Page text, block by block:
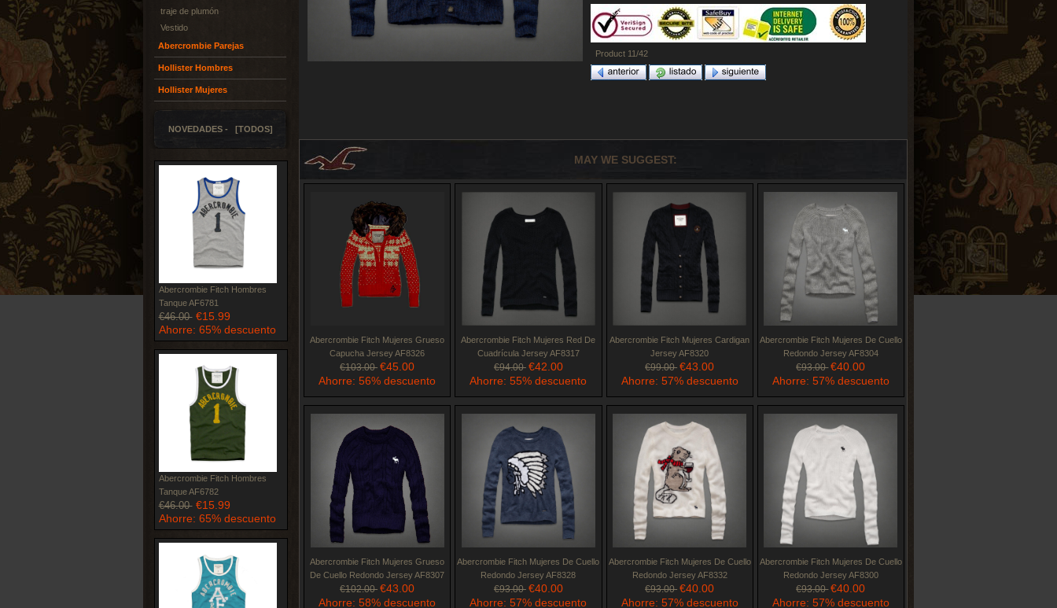
traje de plumón
Vestido
Abercrombie Parejas
Hollister Hombres
Hollister Mujeres
NOVEDADES - [TODOS]
Abercrombie Fitch Hombres
Tanque AF6781
€46.00 €15.99
Ahorre: 65% descuento
Abercrombie Fitch Hombres
Tanque AF6782
€46.00 €15.99
Ahorre: 65% descuento
Product 11/42
MAY WE SUGGEST:
Abercrombie Fitch Mujeres Grueso
Capucha Jersey AF8326
€103.00 €45.00
Ahorre: 56% descuento
Abercrombie Fitch Mujeres Red De
Cuadrícula Jersey AF8317
€94.00 €42.00
Ahorre: 55% descuento
Abercrombie Fitch Mujeres Cardigan
Jersey AF8320
€99.00 €43.00
Ahorre: 57% descuento
Abercrombie Fitch Mujeres De Cuello
Redondo Jersey AF8304
€93.00 €40.00
Ahorre: 57% descuento
Abercrombie Fitch Mujeres Grueso
De Cuello Redondo Jersey AF8307
€102.00 €43.00
Ahorre: 58% descuento
Abercrombie Fitch Mujeres De Cuello
Redondo Jersey AF8328
€93.00 €40.00
Ahorre: 57% descuento
Abercrombie Fitch Mujeres De Cuello
Redondo Jersey AF8332
€93.00 €40.00
Ahorre: 57% descuento
Abercrombie Fitch Mujeres De Cuello
Redondo Jersey AF8300
€93.00 €40.00
Ahorre: 57% descuento